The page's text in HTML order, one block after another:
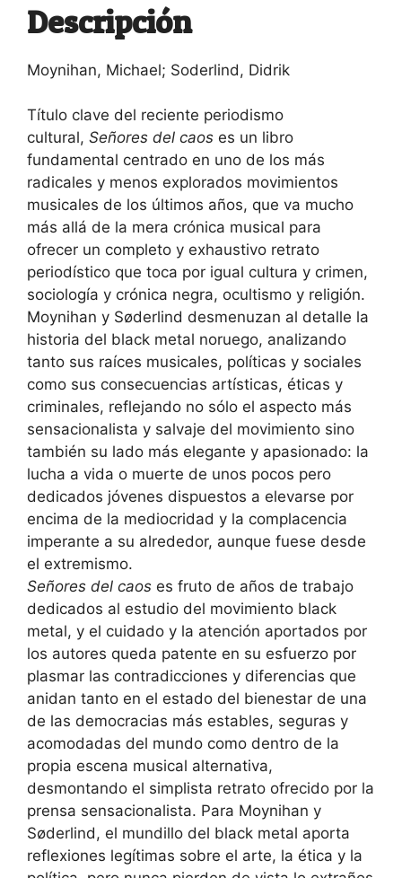
Descripción
Moynihan, Michael; Soderlind, Didrik
Título clave del reciente periodismo
cultural, Señores del caos es un libro
fundamental centrado en uno de los más
radicales y menos explorados movimientos
musicales de los últimos años, que va mucho
más allá de la mera crónica musical para
ofrecer un completo y exhaustivo retrato
periodístico que toca por igual cultura y crimen,
sociología y crónica negra, ocultismo y religión.
Moynihan y Søderlind desmenuzan al detalle la
historia del black metal noruego, analizando
tanto sus raíces musicales, políticas y sociales
como sus consecuencias artísticas, éticas y
criminales, reflejando no sólo el aspecto más
sensacionalista y salvaje del movimiento sino
también su lado más elegante y apasionado: la
lucha a vida o muerte de unos pocos pero
dedicados jóvenes dispuestos a elevarse por
encima de la mediocridad y la complacencia
imperante a su alrededor, aunque fuese desde
el extremismo.
Señores del caos es fruto de años de trabajo
dedicados al estudio del movimiento black
metal, y el cuidado y la atención aportados por
los autores queda patente en su esfuerzo por
plasmar las contradicciones y diferencias que
anidan tanto en el estado del bienestar de una
de las democracias más estables, seguras y
acomodadas del mundo como dentro de la
propia escena musical alternativa,
desmontando el simplista retrato ofrecido por la
prensa sensacionalista. Para Moynihan y
Søderlind, el mundillo del black metal aporta
reflexiones legítimas sobre el arte, la ética y la